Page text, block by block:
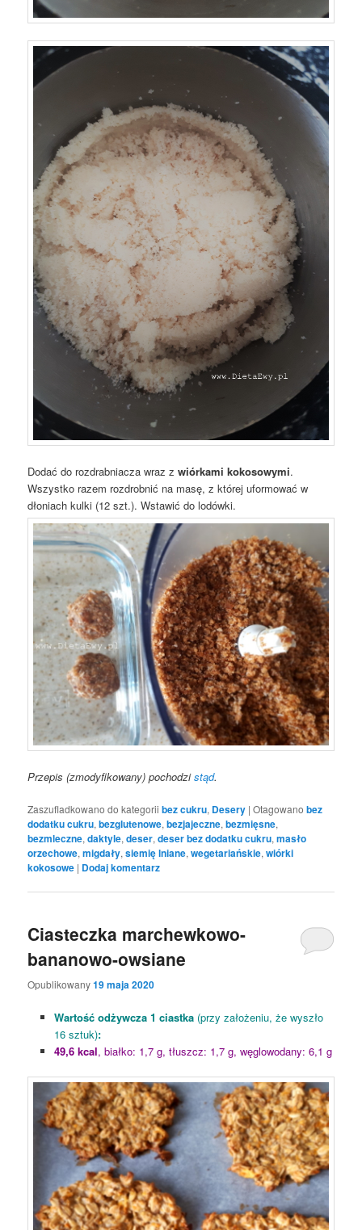
Dodać do rozdrabniacza wraz zwiórkami kokosowymi.
Wszystko razem rozdrobnić na masę, z której uformować w
dłoniach kulki (12 szt.). Wstawić do lodówki.
Przepis (zmodyfikowany) pochodzistąd.
Zaszufladkowano do kategorii bez cukru, Desery |Otagowano bez
dodatku cukru,bezglutenowe,bezjajeczne,bezmięsne,
bezmleczne,daktyle,deser,deser bez dodatku cukru,masło
orzechowe,migdały,siemię lniane,wegetariańskie,wiórki
kokosowe | Dodaj komentarz
Ciasteczka marchewkowo-
bananowo-owsiane
Opublikowany19 maja 2020
Wartość odżywcza 1 ciastka (przy założeniu, że wyszło
16 sztuk):
49,6 kcal, białko: 1,7 g, tłuszcz: 1,7 g, węglowodany: 6,1 g